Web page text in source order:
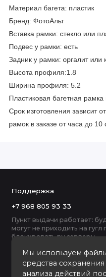
Материал багета: пластик
Бренд: ФотоАльт
Вставка рамки: стекло или
Подвес у рамки: есть
Задник у рамки: оргалит или
Высота профиля:1.8
Ширина профиля: 5.2
Пластиковая багетная рамка
Срок изготовления зависит
рамок в заказе от часа до 10
Мы используем
средства
анализа действий
Поддержка
+7 968 805 93 33
Пункт выдачи работает:
могут не приходить на гугл
блокировать ру серверы